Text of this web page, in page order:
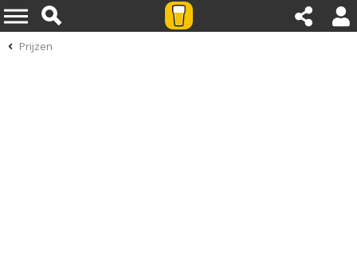
Prijzen